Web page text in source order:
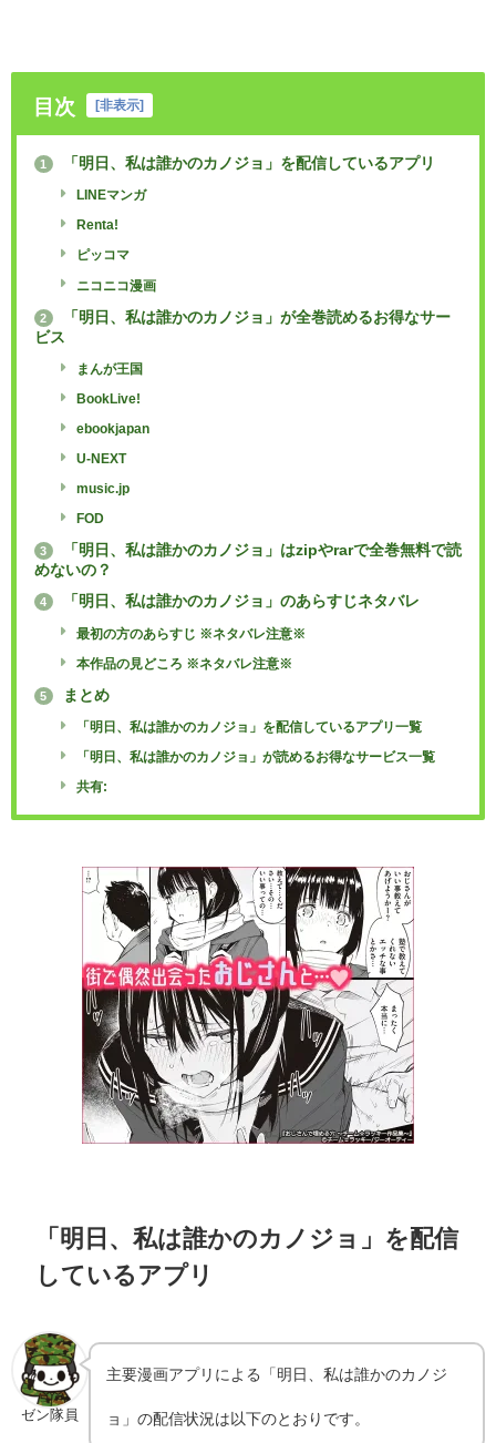
目次 [非表示]
1 「明日、私は誰かのカノジョ」を配信しているアプリ
LINEマンガ
Renta!
ピッコマ
ニコニコ漫画
2
「明日、私は誰かのカノジョ」が全巻読めるお得なサー
ビス
まんが王国
BookLive!
ebookjapan
U-NEXT
music.jp
FOD
3
「明日、私は誰かのカノジョ」はzipやrarで全巻無料で読
めないの？
4 「明日、私は誰かのカノジョ」のあらすじネタバレ
最初の方のあらすじ ※ネタバレ注意※
本作品の見どころ ※ネタバレ注意※
5 まとめ
「明日、私は誰かのカノジョ」を配信しているアプリ一覧
「明日、私は誰かのカノジョ」が読めるお得なサービス一覧
共有:
「明日、私は誰かのカノジョ」を配信
しているアプリ
ゼン隊員
主要漫画アプリによる「明日、私は誰かのカノジ
ョ」の配信状況は以下のとおりです。